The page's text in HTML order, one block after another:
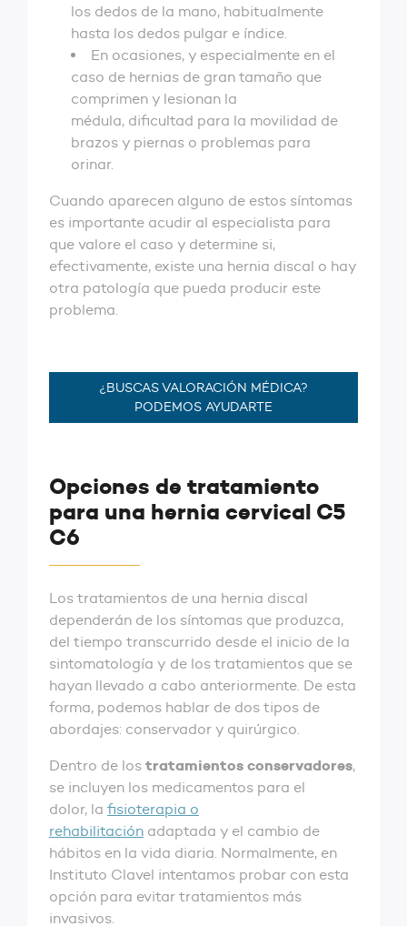
los dedos de la mano, habitualmente
hasta los dedos pulgar e índice.
En ocasiones, y especialmente en el
caso de hernias de gran tamaño que
comprimen y lesionan la
médula, dificultad para la movilidad de
brazos y piernas o problemas para
orinar.
Cuando aparecen alguno de estos síntomas
es importante acudir al especialista para
que valore el caso y determine si,
efectivamente, existe una hernia discal o hay
otra patología que pueda producir este
problema.
¿BUSCAS VALORACIÓN MÉDICA?
PODEMOS AYUDARTE
Opciones de tratamiento
para una hernia cervical C5
C6
Los tratamientos de una hernia discal
dependerán de los síntomas que produzca,
del tiempo transcurrido desde el inicio de la
sintomatología y de los tratamientos que se
hayan llevado a cabo anteriormente. De esta
forma, podemos hablar de dos tipos de
abordajes: conservador y quirúrgico.
Dentro de los tratamientos conservadores,
se incluyen los medicamentos para el
dolor, la fisioterapia o
rehabilitación adaptada y el cambio de
hábitos en la vida diaria. Normalmente, en
Instituto Clavel intentamos probar con esta
opción para evitar tratamientos más
invasivos.